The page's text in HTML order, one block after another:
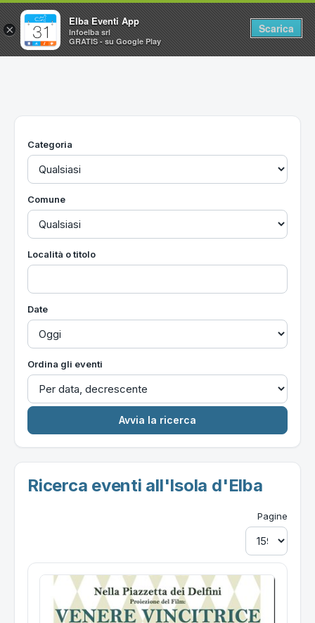
Home
Utilità
Categoria
Comune
Località o titolo
Date
Ordina gli eventi
Ricerca eventi all'Isola d'Elba
Pagine
×
Elba Eventi App
Infoelba srl
GRATIS - su Google Play
Scarica